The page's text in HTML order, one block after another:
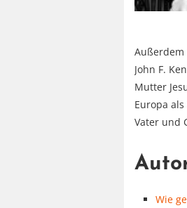
Außerdem
John F.
Mutter
Europa
Vater und
Wie